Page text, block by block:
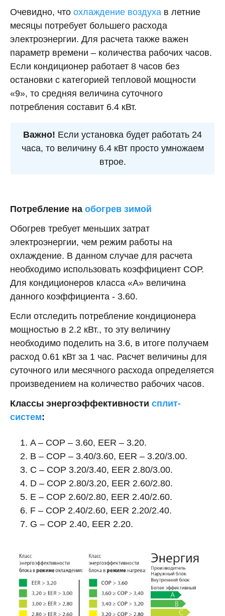
Очевидно, что охлаждение воздуха в летние
месяцы потребует большего расхода
электроэнергии. Для расчета также важен
параметр времени – количества рабочих часов.
Если кондиционер работает 8 часов без
остановки с категорией тепловой мощности
«9», то средняя величина суточного
потребления составит 6.4 кВт.
Важно! Если установка будет работать 24
часа, то величину 6.4 кВт просто умножаем
втрое.
Потребление на обогрев зимой
Обогрев требует меньших затрат
электроэнергии, чем режим работы на
охлаждение. В данном случае для расчета
необходимо использовать коэффициент СОР.
Для кондиционеров класса «А» величина
данного коэффициента - 3.60.
Если отследить потребление кондиционера
мощностью в 2.2 кВт., то эту величину
необходимо поделить на 3.6, в итоге получаем
расход 0.61 кВт за 1 час. Расчет величины для
суточного или месячного расхода определяется
произведением на количество рабочих часов.
Классы энергоэффективности сплит-
систем:
A – СОР – 3.60, ЕЕR – 3.20.
B – СОР – 3.40/3.60, ЕЕR – 3.20/3.00.
C – СОР 3.20/3.40, ЕЕR 2.80/3.00.
D – СОР 2.80/3.20, ЕЕR 2.60/2.80.
E – СОР 2.60/2.80, ЕЕR 2.40/2.60.
F – СОР 2.40/2.60, ЕЕR 2.20/2.40.
G – СОР 2.40, ЕЕR 2.20.